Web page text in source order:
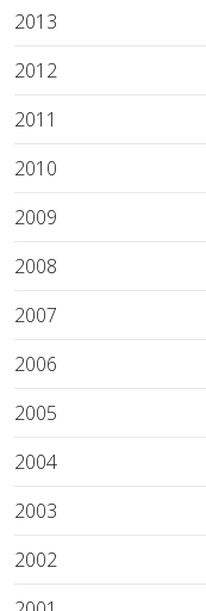
2013
2012
2011
2010
2009
2008
2007
2006
2005
2004
2003
2002